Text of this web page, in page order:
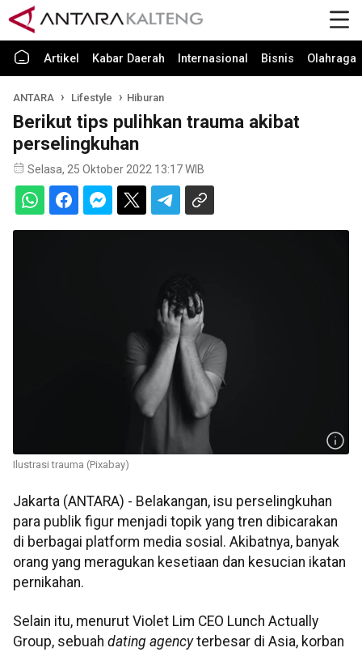
Artikel Kabar Daerah Internasional Bisnis Olahraga
ANTARA Lifestyle Hiburan
Berikut tips pulihkan trauma akibat
perselingkuhan
Selasa, 25 Oktober 2022 13:17 WIB
Ilustrasi trauma (Pixabay)
Jakarta (ANTARA) - Belakangan, isu perselingkuhan
para publik figur menjadi topik yang tren dibicarakan
di berbagai platform media sosial. Akibatnya, banyak
orang yang meragukan kesetiaan dan kesucian ikatan
pernikahan.
Selain itu, menurut Violet Lim CEO Lunch Actually
Group, sebuah dating agencyterbesar di Asia, korban